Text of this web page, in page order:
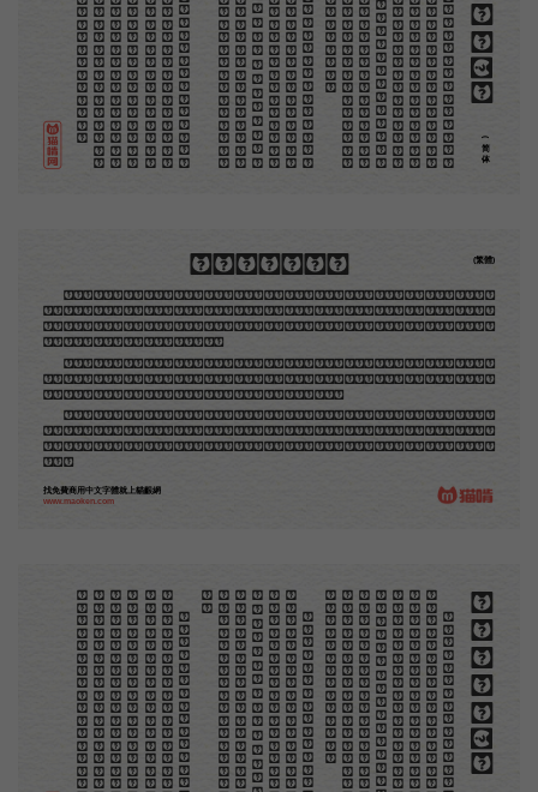
地
不
问
东
西
，
凡
木
刻
的
图
版
，
向
来
是
画
管
，
刻
管
刻
，
印
管
印
的
。
中
国
用
得
最
早
，
而
照
也
久
经
衰
退
；
清
光
绪
中
，
英
人
傅
兰
雅
氏
编
印
格
致
汇
编
》
，
插
图
就
已
非
中
国
刻
工
所
能
刻
，
细
的
必
需
由
英
国
运
了
图
版
来
。
那
就
是
所
谓
木
口
木
刻
」
，
也
即
「
复
制
木
刻
」
，
和
用
在
编
印
度
人
读
的
英
文
书
，
后
来
也
就
移
给
中
国
人
读
英
文
书
上
的
插
画
，
是
同
类
的
那
时
我
还
是
一
个
儿
童
，
见
了
这
些
图
，
便
震
于
它
的
精
工
活
泼
，
当
作
宝
贝
看
。
到
近
几
年
，
知
道
西
洋
还
有
一
种
由
画
家
一
手
造
成
的
版
画
，
就
是
原
画
，
倘
用
木
版
，
便
叫
作
「
创
作
木
」
，
是
艺
术
家
直
接
的
创
作
品
，
毫
不
假
手
于
刻
和
印
者
的
。
现
在
我
们
所
要
绍
介
的
，
便
是
这
一
但
是
至
今
没
有
一
本
讲
说
木
刻
的
书
，
这
才
是
一
本
。
虽
然
稍
简
略
，
却
已
经
给
了
读
者
一
个
大
。
由
此
发
展
下
去
，
路
是
广
大
得
很
。
题
材
会
丰
起
来
的
，
技
艺
也
会
精
炼
起
来
的
，
采
取
新
法
，
以
中
国
旧
日
之
所
长
，
还
有
开
出
一
条
新
的
路
径
的
希
望
。
那
时
作
者
各
将
自
己
的
本
领
和
心
得
，
献
出
来
，
中
国
的
木
刻
界
就
会
发
生
光
焰 (简体)
木刻創作法·序
地不問東西，凡木刻的圖版，向來是畫管畫，刻管刻，印管印的。中國用得最早，而照例也久經衰
退；清光緒中，英人傅蘭雅氏編印《格致彙編》，插圖就已非中國刻工所能刻，精細的必需由英國運了
圖版來。那就是所謂「木口木刻」，也即「複製木刻」，和用在編給印度人讀的英文書，後來也就移給
中國人讀的英文書上的插畫，是同類的。
那時我還是一個兒童，見了這些圖，便震驚於它的精工活潑，當作寶貝看。到近幾年，才知道西洋
還有一種由畫家一手造成的版畫，也就是原畫，倘用木版，便叫作「創作木刻」，是藝術家直接的創作
品，毫不假手於刻者和印者的。現在我們所要紹介的，便是這一種。
但是至今沒有一本講說木刻的書，這才是第一本。雖然稍簡略，卻已經給了讀者一個大意。由此發
展下去，路是廣大得很。題材會豐富起來的，技藝也會精煉起來的，採取新法，加以中國舊日之所長，
還有開出一條新的路徑來的希望。那時作者各將自己的本領和心得，貢獻出來，中國的木刻界就會發生
光焰。
(繁體)
找免費商用中文字體就上貓齦網
www.maoken.com
木刻創作法·序
地
不
問
東
西
，
凡
木
刻
的
圖
版
，
向
來
是
畫
管
畫，
刻
管
刻
，
印
管
印
的
。
中
國
用
得
最
早
，
而
照
例也
久
經
衰
退
；
清
光
緒
中
，
英
人
傅
蘭
雅
氏
編
印
《格
致
彙
編
》
，
插
圖
就
已
非
中
國
刻
工
所
能
刻
，
精細
的
必
需
由
英
國
運
了
圖
版
來
。
那
就
是
所
謂
「木
口
木
刻
」
，
也
即
「
複
製
木
刻
」
，
和
用
在
編
給印
度
人
讀
的
英
文
書
，
後
來
也
就
移
給
中
國
人
讀
的英
文
書
上
的
插
畫
，
是
同
類
的
。
那
時
我
還
是
一
個
兒
童
，
見
了
這
些
圖
，
便
震
驚於
它
的
精
工
活
潑
，
當
作
寶
貝
看
。
到
近
幾
年
，
才知
道
西
洋
還
有
一
種
由
畫
家
一
手
造
成
的
版
畫
，
也就
是
原
畫
，
倘
用
木
版
，
便
叫
作
「
創
作
木
刻」
，
是
藝
術
家
直
接
的
創
作
品
，
毫
不
假
手
於
刻
者和
印
者
的
。
現
在
我
們
所
要
紹
介
的
，
便
是
這
一
種
。
但
是
至
今
沒
有
一
本
講
說
木
刻
的
書
，
這
才
是
第一
本
。
雖
然
稍
簡
略
，
卻
已
經
給
了
讀
者
一
個
大
意。
由
此
發
展
下
去
，
路
是
廣
大
得
很
。
題
材
會
豐
富起
來
的
，
技
藝
也
會
精
煉
起
來
的
，
採
取
新
法
，
加以
中
國
舊
日
之
所
長
，
還
有
開
出
一
條
新
的
路
徑
來的
希
望
。
那
時
作
者
各
將
自
己
的
本
領
和
心
得
，
貢獻
出
來
，
中
國
的
木
刻
界
就
會
發
生
光
焰
。